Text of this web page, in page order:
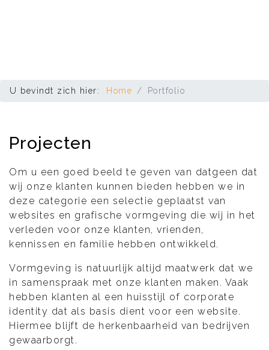
U bevindt zich hier: Home Portfolio
Projecten
Om u een goed beeld te geven van datgeen dat
wij onze klanten kunnen bieden hebben we in
deze categorie een selectie geplaatst van
websites en grafische vormgeving die wij in het
verleden voor onze klanten, vrienden,
kennissen en familie hebben ontwikkeld.
Vormgeving is natuurlijk altijd maatwerk dat we
in samenspraak met onze klanten maken. Vaak
hebben klanten al een huisstijl of corporate
identity dat als basis dient voor een website.
Hiermee blijft de herkenbaarheid van bedrijven
gewaarborgt.